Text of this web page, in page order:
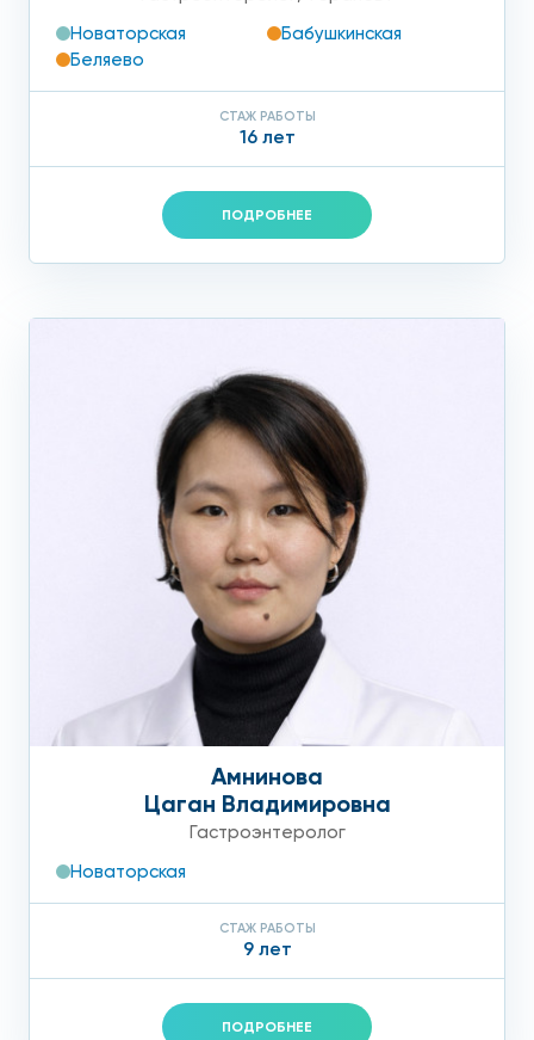
Новаторская
Бабушкинская
Беляево
СТАЖ РАБОТЫ
16 лет
ПОДРОБНЕЕ
Амнинова
Цаган Владимировна
Гастроэнтеролог
Новаторская
СТАЖ РАБОТЫ
9 лет
ПОДРОБНЕЕ